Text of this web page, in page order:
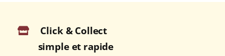
Click & Collect
simple et rapide